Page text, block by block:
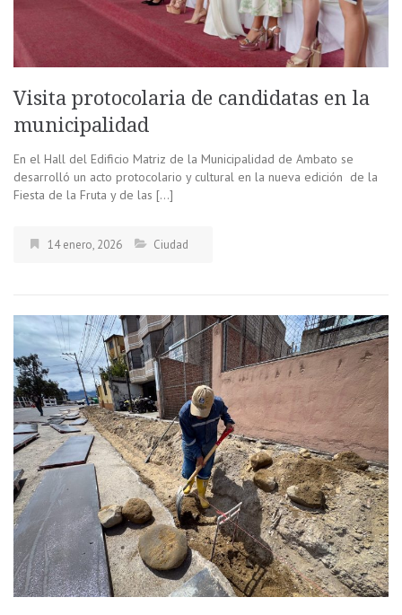
Visita protocolaria de candidatas en la
municipalidad
En el Hall del Edificio Matriz de la Municipalidad de Ambato se
desarrolló un acto protocolario y cultural en la nueva edición de la
Fiesta de la Fruta y de las […]
14 enero, 2026 Ciudad